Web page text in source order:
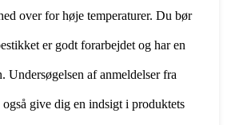
over for høje temperaturer. Du bør
er godt forarbejdet og har en
Undersøgelsen af anmeldelser fra
give dig en indsigt i produktets